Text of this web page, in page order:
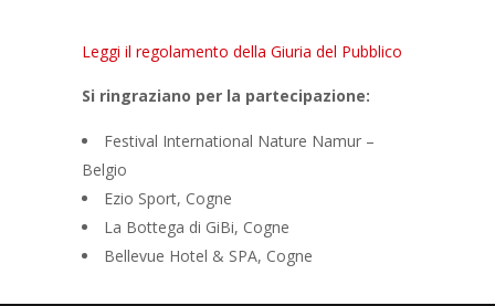
Leggi il regolamento della Giuria del Pubblico
Si ringraziano per la partecipazione:
Festival International Nature Namur –
Belgio
Ezio Sport, Cogne
La Bottega di GiBi, Cogne
Bellevue Hotel & SPA, Cogne